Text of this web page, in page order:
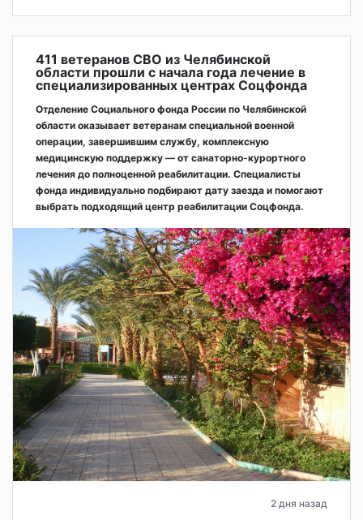
411 ветеранов СВО из Челябинской
области прошли с начала года лечение в
специализированных центрах Соцфонда
Отделение Социального фонда России по Челябинской
области оказывает ветеранам специальной военной
операции, завершившим службу, комплексную
медицинскую поддержку — от санаторно-курортного
лечения до полноценной реабилитации. Специалисты
фонда индивидуально подбирают дату заезда и помогают
выбрать подходящий центр реабилитации Соцфонда.
2 дня назад